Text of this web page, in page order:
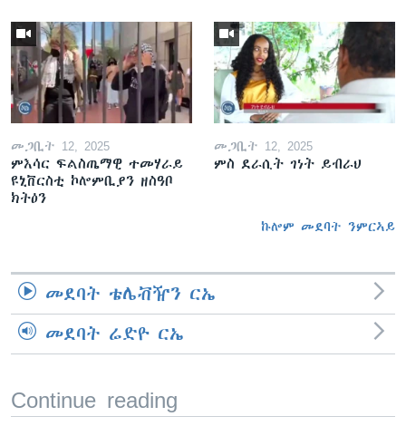
መጋቢት 12, 2025
ምእሳር ፍልስጤማዊ ተመሃራይ
ዩኒቨርስቲ ኮሎምቢያን ዘስዓቦ
ክትዕን
መጋቢት 12, 2025
ምስ ደራሲት ገነት ይብራህ
ኩሎም መደባት ንምርኣይ
መደባት ቴሌቭዥን ርኤ
መደባት ሬድዮ ርኤ
Continue reading